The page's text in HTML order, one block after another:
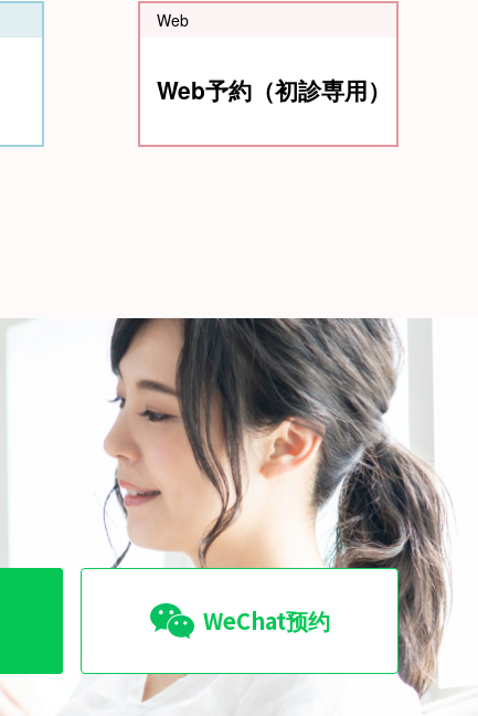
Web
Web予約（初診専用）
WeChat预约